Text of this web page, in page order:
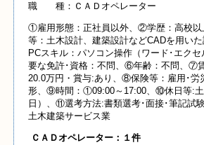
職 種：ＣＡＤオペレーター
①雇用形態：正社員以外、②学歴：高校
等：土木設計、建築設計などCADを用い
PCスキル：パソコン操作（ワード･エク
要な免許･資格：不問、⑥年齢：不問、⑦
20.0万円・賞与:あり、⑧保険等：雇用･労
形、⑨時間：①09:00～17:00、⑩休日等:土
日）、⑪選考方法:書類選考･面接･筆記試
土木建築サービス業
ＣＡＤオペレーター：１件